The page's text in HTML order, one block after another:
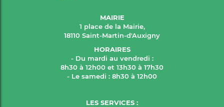
MAIRIE
1 place de la Mairie,
18110 Saint-Martin-d'Auxigny
HORAIRES
- Du mardi au vendredi :
8h30 à 12h00 et 13h30 à 17h30
- Le samedi : 8h30 à 12h00
LES SERVICES :